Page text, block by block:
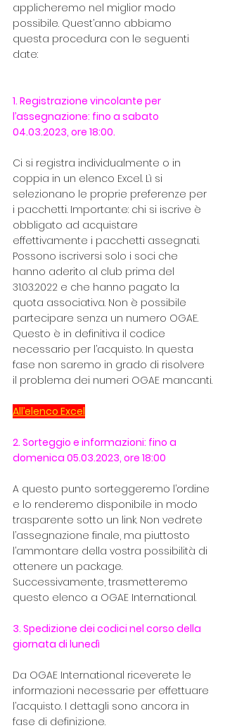
applicheremo nel miglior modo
possibile. Quest’anno abbiamo
questa procedura con le seguenti
date:
1. Registrazione vincolante per
l’assegnazione: fino a sabato
04.03.2023, ore 18:00.
Ci si registra individualmente o in
coppia in un elenco Excel. Lì si
selezionano le proprie preferenze per
i pacchetti. Importante: chi si iscrive è
obbligato ad acquistare
effettivamente i pacchetti assegnati.
Possono iscriversi solo i soci che
hanno aderito al club prima del
31.03.2022 e che hanno pagato la
quota associativa. Non è possibile
partecipare senza un numero OGAE.
Questo è in definitiva il codice
necessario per l’acquisto. In questa
fase non saremo in grado di risolvere
il problema dei numeri OGAE mancanti.
All’elenco Excel
2. Sorteggio e informazioni: fino a
domenica 05.03.2023, ore 18:00
A questo punto sorteggeremo l’ordine
e lo renderemo disponibile in modo
trasparente sotto un link. Non vedrete
l’assegnazione finale, ma piuttosto
l’ammontare della vostra possibilità di
ottenere un package.
Successivamente, trasmetteremo
questo elenco a OGAE International.
3. Spedizione dei codici nel corso della
giornata di lunedì
Da OGAE International riceverete le
informazioni necessarie per effettuare
l’acquisto. I dettagli sono ancora in
fase di definizione.